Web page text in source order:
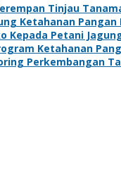
Tinjau
Ketahanan Pangan
Kepada Petani
Ketahanan
Perkembangan